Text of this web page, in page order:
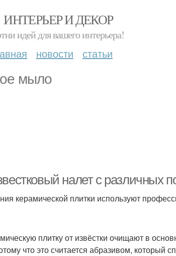
ИНТЕРЬЕР И ДЕКОР
идей для вашего интерьера!
новости статьи
мыло
налет с различных
керамической плитки используют
плитку от извёстки очищают в
что это считается абразивом, который